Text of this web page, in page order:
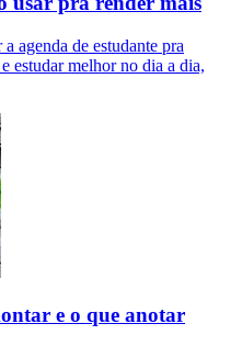
agenda de estudante pra
estudar melhor no dia a dia,
e o que anotar